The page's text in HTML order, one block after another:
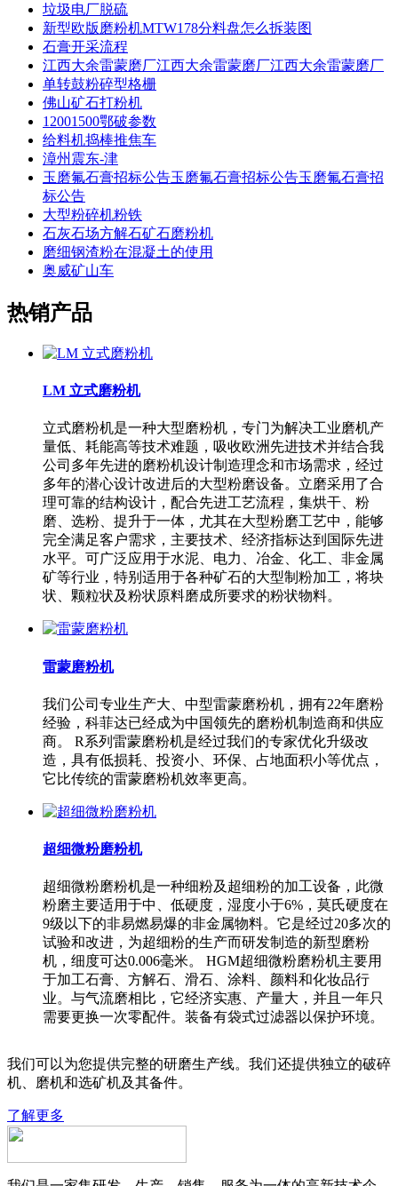
垃圾电厂脱硫
新型欧版磨粉机MTW178分料盘怎么拆装图
石膏开采流程
江西大余雷蒙磨厂江西大余雷蒙磨厂江西大余雷蒙磨厂
单转鼓粉碎型格栅
佛山矿石打粉机
12001500鄂破参数
给料机捣棒推焦车
漳州震东-津
玉磨氟石膏招标公告玉磨氟石膏招标公告玉磨氟石膏招
标公告
大型粉碎机粉铁
石灰石场方解石矿石磨粉机
磨细钢渣粉在混凝土的使用
奥威矿山车
热销产品
LM 立式磨粉机
立式磨粉机是一种大型磨粉机，专门为解决工业磨机产
量低、耗能高等技术难题，吸收欧洲先进技术并结合我
公司多年先进的磨粉机设计制造理念和市场需求，经过
多年的潜心设计改进后的大型粉磨设备。立磨采用了合
理可靠的结构设计，配合先进工艺流程，集烘干、粉
磨、选粉、提升于一体，尤其在大型粉磨工艺中，能够
完全满足客户需求，主要技术、经济指标达到国际先进
水平。可广泛应用于水泥、电力、冶金、化工、非金属
矿等行业，特别适用于各种矿石的大型制粉加工，将块
状、颗粒状及粉状原料磨成所要求的粉状物料。
雷蒙磨粉机
我们公司专业生产大、中型雷蒙磨粉机，拥有22年磨粉
经验，科菲达已经成为中国领先的磨粉机制造商和供应
商。 R系列雷蒙磨粉机是经过我们的专家优化升级改
造，具有低损耗、投资小、环保、占地面积小等优点，
它比传统的雷蒙磨粉机效率更高。
超细微粉磨粉机
超细微粉磨粉机是一种细粉及超细粉的加工设备，此微
粉磨主要适用于中、低硬度，湿度小于6%，莫氏硬度在
9级以下的非易燃易爆的非金属物料。它是经过20多次的
试验和改进，为超细粉的生产而研发制造的新型磨粉
机，细度可达0.006毫米。 HGM超细微粉磨粉机主要用
于加工石膏、方解石、滑石、涂料、颜料和化妆品行
业。与气流磨相比，它经济实惠、产量大，并且一年只
需要更换一次零配件。装备有袋式过滤器以保护环境。
我们可以为您提供完整的研磨生产线。我们还提供独立的破碎
机、磨机和选矿机及其备件。
了解更多